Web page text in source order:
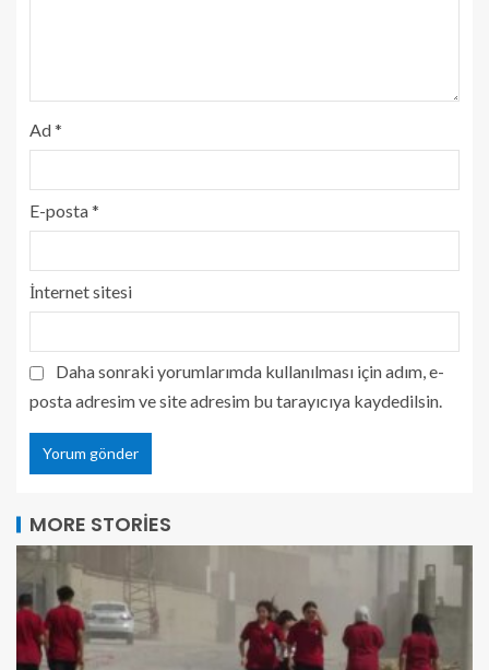
Ad*
E-posta*
İnternet sitesi
Daha sonraki yorumlarımda kullanılması için adım, e-
posta adresim ve site adresim bu tarayıcıya kaydedilsin.
MORE STORIES